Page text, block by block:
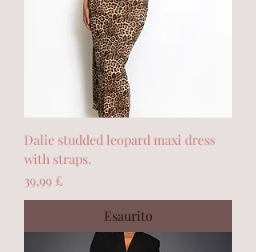
Dalie studded leopard maxi dress
with straps.
Prezzo
39,99 £
Esaurito